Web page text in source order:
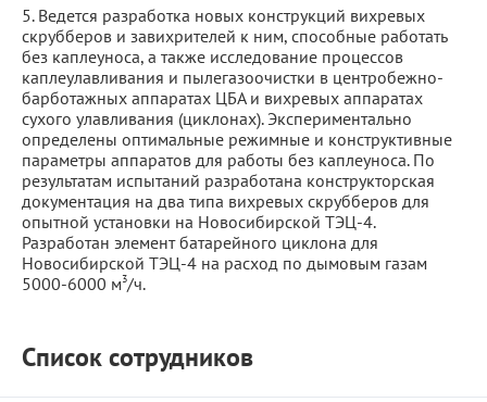
5. Ведется разработка новых конструкций вихревых
скрубберов и завихрителей к ним, способные работать
без каплеуноса, а также исследование процессов
каплеулавливания и пылегазоочистки в центробежно-
барботажных аппаратах ЦБА и вихревых аппаратах
сухого улавливания (циклонах). Экспериментально
определены оптимальные режимные и конструктивные
параметры аппаратов для работы без каплеуноса. По
результатам испытаний разработана конструкторская
документация на два типа вихревых скрубберов для
опытной установки на Новосибирской ТЭЦ-4.
Разработан элемент батарейного циклона для
Новосибирской ТЭЦ-4 на расход по дымовым газам
5000-6000 м3/ч.
Список сотрудников